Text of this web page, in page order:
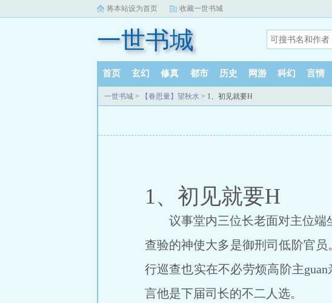
将本站设为首页 收藏一世书城
一世书城
首页 玄幻 修真 都市 历史 网游 科幻 言情
一世书城 > 【眷思量】望秋水 > 1、初见就要H
1、初见就要H
议事堂内三位长老面对主位端
查验的神使大多是御刑司低阶官
行巡查也实在不必劳烦高阶主
言他是下届司长的不二人选。